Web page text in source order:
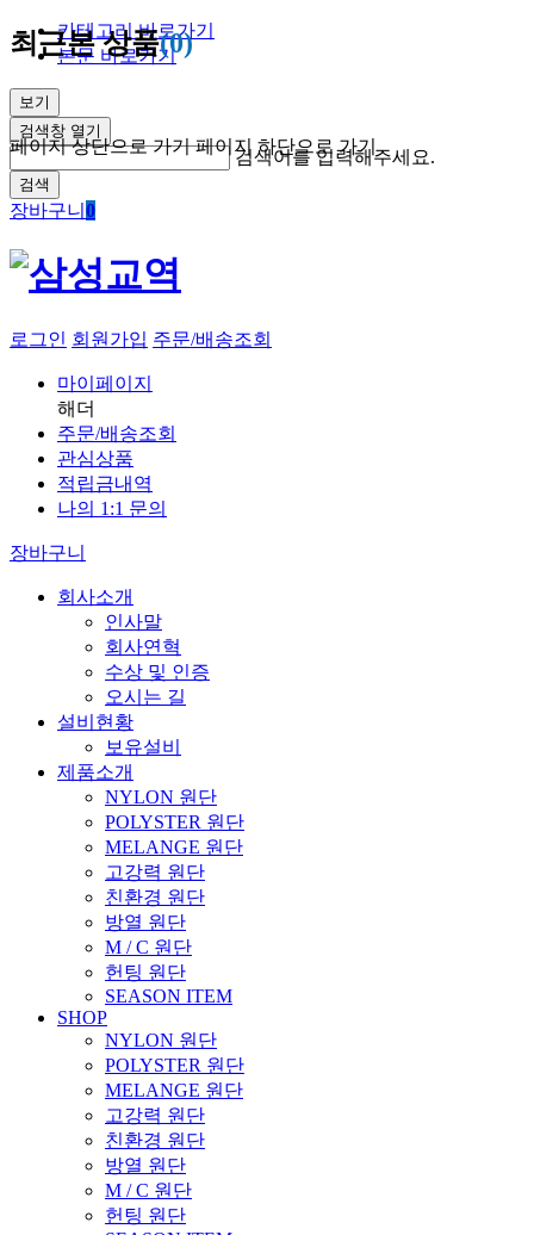
카테고리 바로가기
본문 바로가기
보기
검색창 열기
검색어를 입력해주세요.
검색
장바구니 0
로그인 회원가입 주문/배송조회
마이페이지
해더
주문/배송조회
관심상품
적립금내역
나의 1:1 문의
장바구니
회사소개
인사말
회사연혁
수상 및 인증
오시는 길
설비현황
보유설비
제품소개
NYLON 원단
POLYSTER 원단
MELANGE 원단
고강력 원단
친환경 원단
방열 원단
M / C 원단
헌팅 원단
SEASON ITEM
SHOP
NYLON 원단
POLYSTER 원단
MELANGE 원단
고강력 원단
친환경 원단
방열 원단
M / C 원단
헌팅 원단
최근본 상품(0)
페이지 상단으로 가기 페이지 하단으로 가기